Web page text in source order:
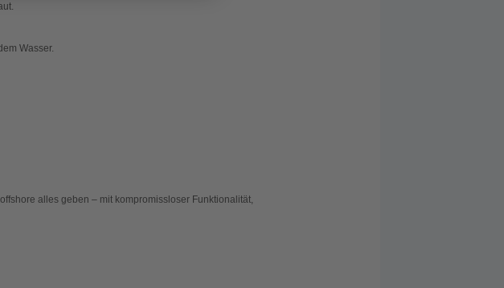
Wasser.
alles geben – mit kompromissloser Funktionalität,